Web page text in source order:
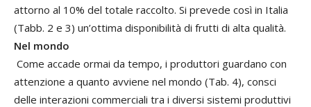
attorno al 10% del totale raccolto. Si prevede così in Italia
(Tabb. 2 e 3) un’ottima disponibilità di frutti di alta qualità.
Nel mondo
Come accade ormai da tempo, i produttori guardano con
attenzione a quanto avviene nel mondo (Tab. 4), consci
delle interazioni commerciali tra i diversi sistemi produttivi